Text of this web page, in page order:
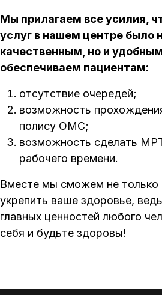
Мы прилагаем все усилия,
услуг в нашем центре было
качественным, но и
обеспечиваем пациентам:
отсутствие очередей;
возможность
полису ОМС;
возможность сделать
рабочего времени.
Вместе мы сможем не только
укрепить ваше здоровье,
главных ценностей любого
себя и будьте здоровы!